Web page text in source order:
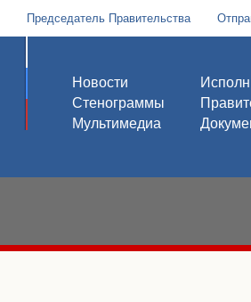
Председатель Правительства
Новости
Стенограммы
Мультимедиа